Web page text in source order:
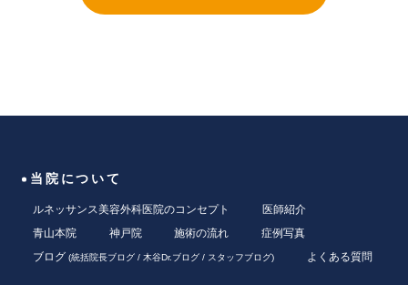
当院について
ルネッサンス美容外科医院のコンセプト
医師紹介
青山本院
神戸院 施術の流れ
症例写真
ブログ (統括院長ブログ/ 木谷Dr.ブログ/ スタッフブログ) よくある質問